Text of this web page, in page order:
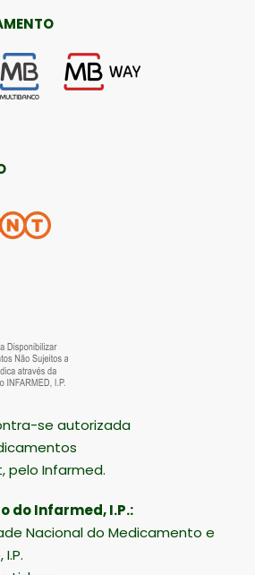
se autorizada
pelo Infarmed.
do Infarmed, I.P.:
Nacional do Medicamento e